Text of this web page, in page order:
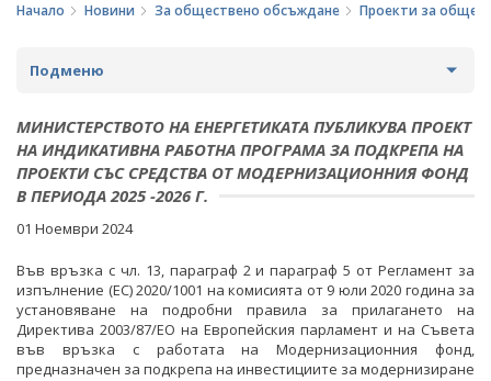
Начало Новини За обществено обсъждане Проекти за
Подменю
НОВИНИ
ПРЕДСТОЯЩИ СЪБИТИЯ
ЗА ОБЩЕСТВЕНО ОБСЪЖДАНЕ
ЗАВЪРШИЛИ ПРОЦЕДУРИ ЗА ОБЩЕСТВЕНО
ОБСЪЖДАНЕ
МИНИСТЕРСТВОТО НА ЕНЕРГЕТИКАТА ПУБЛИКУВА ПРОЕКТ
НА ИНДИКАТИВНА РАБОТНА ПРОГРАМА ЗА ПОДКРЕПА НА
ПРОЕКТИ СЪС СРЕДСТВА ОТ МОДЕРНИЗАЦИОННИЯ ФОНД
В ПЕРИОДА 2025 -2026 Г.
01 Ноември 2024
Във връзка с чл. 13, параграф 2 и параграф 5 от Регламент за
изпълнение (ЕС) 2020/1001 на комисията от 9 юли 2020 година за
установяване на подробни правила за прилагането на
Директива 2003/87/ЕО на Европейския парламент и на Съвета
във връзка с работата на Модернизационния фонд,
предназначен за подкрепа на инвестициите за модернизиране